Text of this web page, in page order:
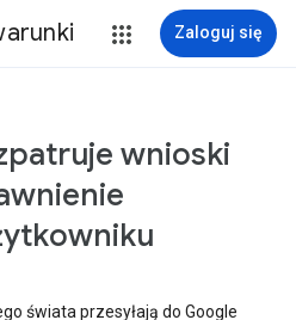
Zaloguj się
wnioski
świata przesyłają do Google